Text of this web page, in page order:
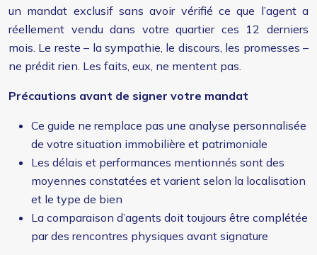
un mandat exclusif sans avoir vérifié ce que l’agent a
réellement vendu dans votre quartier ces 12 derniers
mois. Le reste – la sympathie, le discours, les promesses –
ne prédit rien. Les faits, eux, ne mentent pas.
Précautions avant de signer votre mandat
Ce guide ne remplace pas une analyse personnalisée
de votre situation immobilière et patrimoniale
Les délais et performances mentionnés sont des
moyennes constatées et varient selon la localisation
et le type de bien
La comparaison d’agents doit toujours être complétée
par des rencontres physiques avant signature